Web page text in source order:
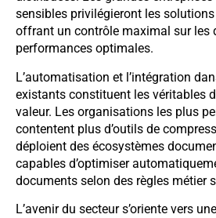
sensibles privilégieront les
offrant un contrôle maximal sur les
performances optimales.
L’automatisation et l’intégration
existants constituent les véritables
valeur. Les organisations les plus
contentent plus d’outils de
déploient des écosystèmes
capables d’optimiser
documents selon des règles métier
L’avenir du secteur s’oriente vers une